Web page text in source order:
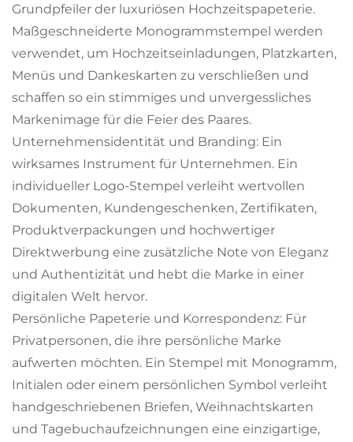
Grundpfeiler der luxuriösen Hochzeitspapeterie.
Maßgeschneiderte Monogrammstempel werden
verwendet, um Hochzeitseinladungen, Platzkarten,
Menüs und Dankeskarten zu verschließen und
schaffen so ein stimmiges und unvergessliches
Markenimage für die Feier des Paares.
Unternehmensidentität und Branding: Ein
wirksames Instrument für Unternehmen. Ein
individueller Logo-Stempel verleiht wertvollen
Dokumenten, Kundengeschenken, Zertifikaten,
Produktverpackungen und hochwertiger
Direktwerbung eine zusätzliche Note von Eleganz
und Authentizität und hebt die Marke in einer
digitalen Welt hervor.
Persönliche Papeterie und Korrespondenz: Für
Privatpersonen, die ihre persönliche Marke
aufwerten möchten. Ein Stempel mit Monogramm,
Initialen oder einem persönlichen Symbol verleiht
handgeschriebenen Briefen, Weihnachtskarten
und Tagebuchaufzeichnungen eine einzigartige,